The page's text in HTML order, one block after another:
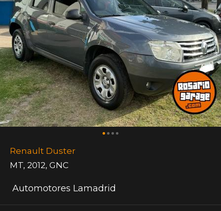
Renault Duster
MT, 2012, GNC
Automotores Lamadrid